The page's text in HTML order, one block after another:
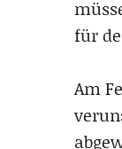
für
Am